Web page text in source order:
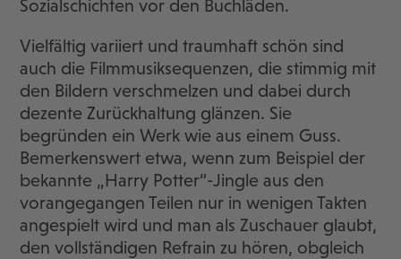
Sozialschichten vor den Buchläden.
Vielfältig variiert und traumhaft schön sind
auch die Filmmusiksequenzen, die stimmig mit
den Bildern verschmelzen und dabei durch
dezente Zurückhaltung glänzen. Sie
begründen ein Werk wie aus einem Guss.
Bemerkenswert etwa, wenn zum Beispiel der
bekannte „Harry Potter“-Jingle aus den
vorangegangen Teilen nur in wenigen Takten
angespielt wird und man als Zuschauer glaubt,
den vollständigen Refrain zu hören, obgleich